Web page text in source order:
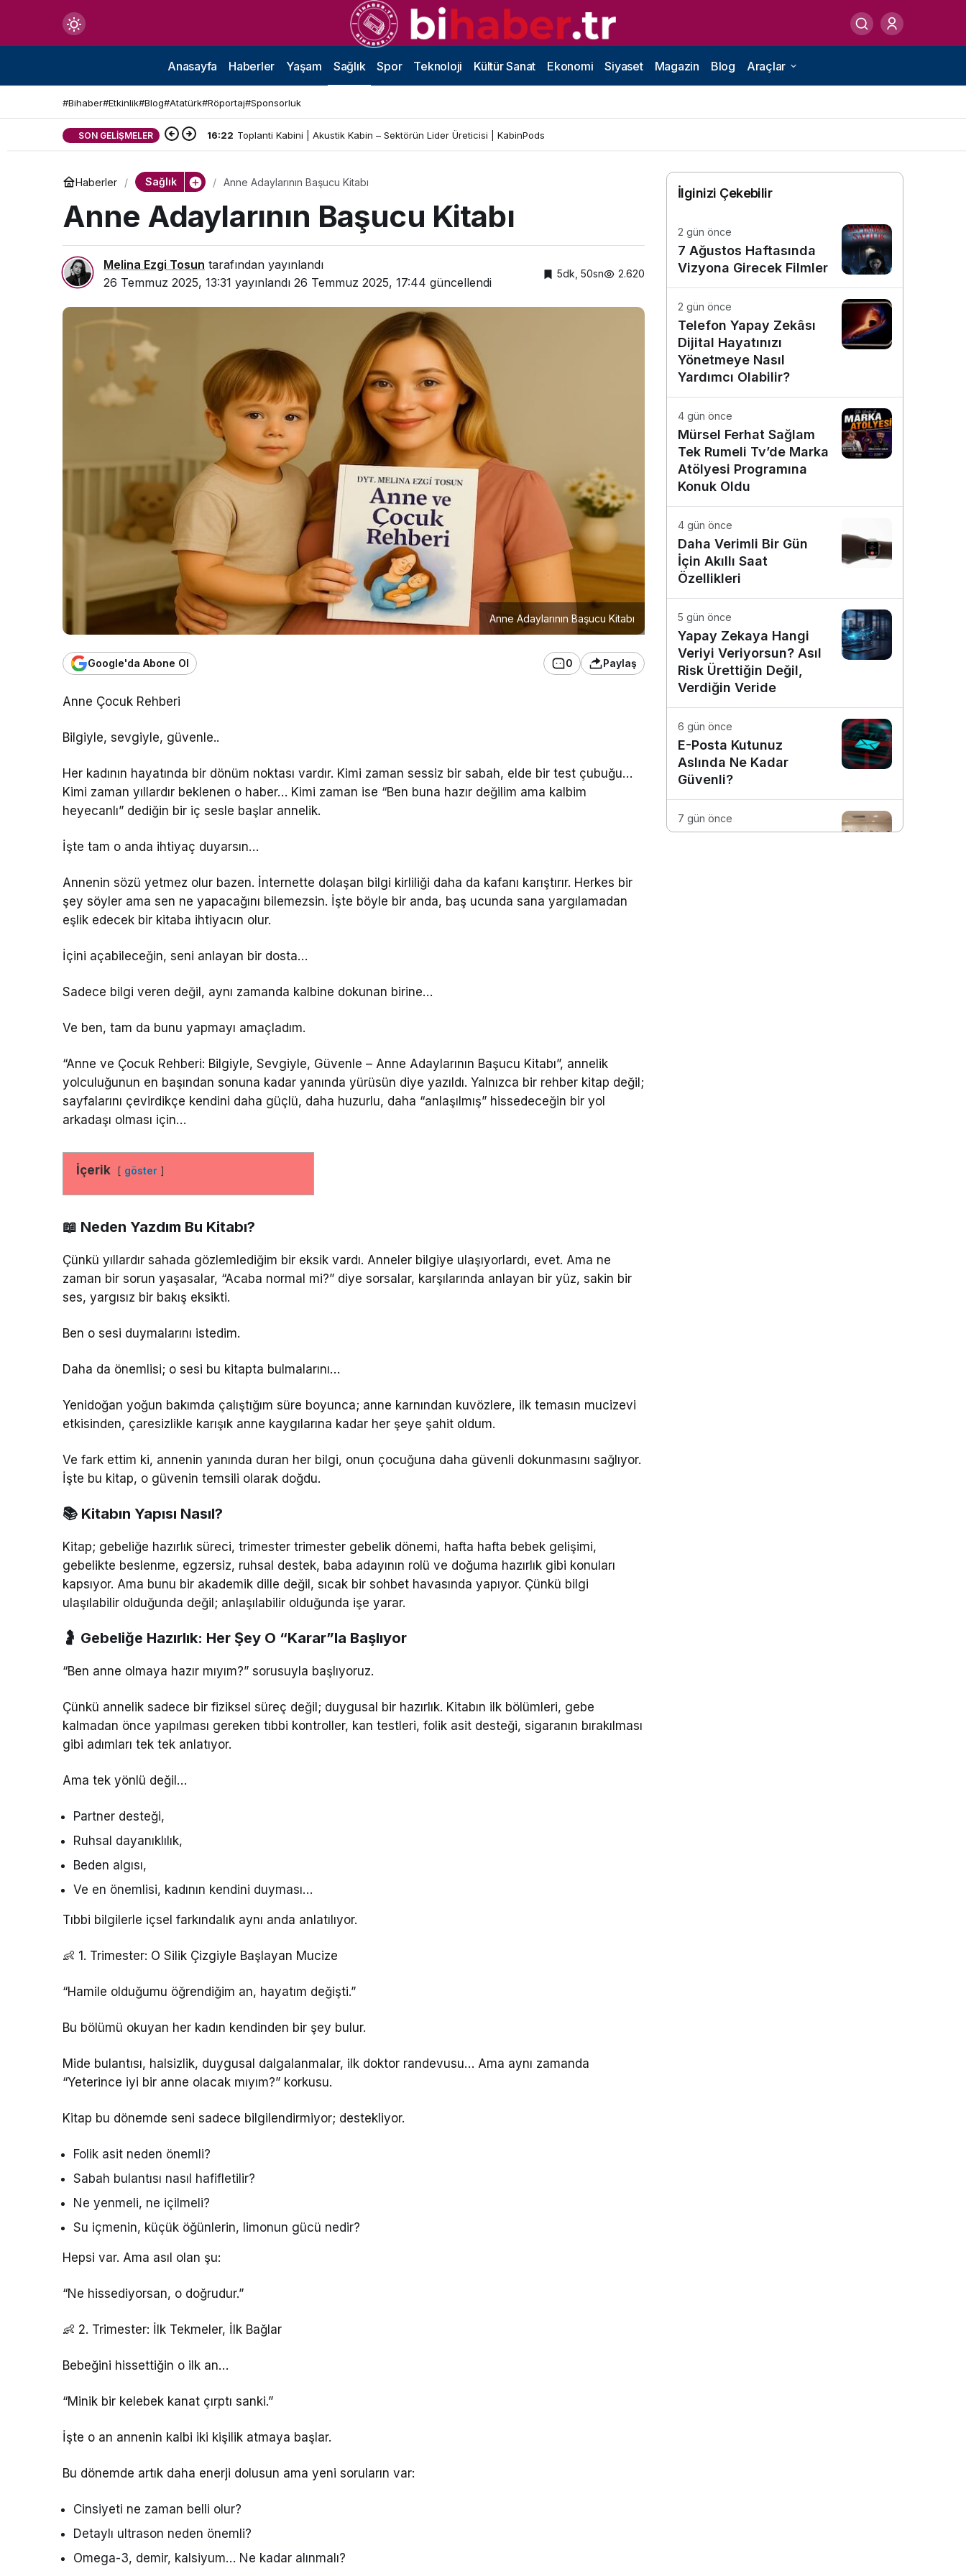
Mod
değiştir
Anasayfa Haberler Yaşam Sağlık Spor Teknoloji Kültür Sanat Ekonomi Siyaset Magazin Blog Araçlar
#Bihaber#Etkinlik#Blog#Atatürk#Röportaj#Sponsorluk
SON GELIŞMELER 16:22 Toplanti Kabini | Akustik Kabin – Sektörün Lider Üreticisi | KabinPods
Haberler Sağlık Anne Adaylarının Başucu Kitabı
Anne Adaylarının Başucu Kitabı
Melina Ezgi Tosun tarafından yayınlandı
26 Temmuz 2025, 13:31 yayınlandı 26 Temmuz 2025, 17:44 güncellendi
5dk, 50sn 2.620
Anne Adaylarının Başucu Kitabı
Google'da Abone Ol 0 Paylaş
Anne Çocuk Rehberi
Bilgiyle, sevgiyle, güvenle..
Her kadının hayatında bir dönüm noktası vardır. Kimi zaman sessiz bir sabah, elde bir test çubuğu…
Kimi zaman yıllardır beklenen o haber… Kimi zaman ise “Ben buna hazır değilim ama kalbim
heyecanlı” dediğin bir iç sesle başlar annelik.
İşte tam o anda ihtiyaç duyarsın…
Annenin sözü yetmez olur bazen. İnternette dolaşan bilgi kirliliği daha da kafanı karıştırır. Herkes bir
şey söyler ama sen ne yapacağını bilemezsin. İşte böyle bir anda, baş ucunda sana yargılamadan
eşlik edecek bir kitaba ihtiyacın olur.
İçini açabileceğin, seni anlayan bir dosta…
Sadece bilgi veren değil, aynı zamanda kalbine dokunan birine…
Ve ben, tam da bunu yapmayı amaçladım.
“Anne ve Çocuk Rehberi: Bilgiyle, Sevgiyle, Güvenle – Anne Adaylarının Başucu Kitabı”, annelik
yolculuğunun en başından sonuna kadar yanında yürüsün diye yazıldı. Yalnızca bir rehber kitap değil;
sayfalarını çevirdikçe kendini daha güçlü, daha huzurlu, daha “anlaşılmış” hissedeceğin bir yol
arkadaşı olması için…
İçerik göster
📖 Neden Yazdım Bu Kitabı?
Çünkü yıllardır sahada gözlemlediğim bir eksik vardı. Anneler bilgiye ulaşıyorlardı, evet. Ama ne
zaman bir sorun yaşasalar, “Acaba normal mi?” diye sorsalar, karşılarında anlayan bir yüz, sakin bir
ses, yargısız bir bakış eksikti.
Ben o sesi duymalarını istedim.
Daha da önemlisi; o sesi bu kitapta bulmalarını…
Yenidoğan yoğun bakımda çalıştığım süre boyunca; anne karnından kuvözlere, ilk temasın mucizevi
etkisinden, çaresizlikle karışık anne kaygılarına kadar her şeye şahit oldum.
Ve fark ettim ki, annenin yanında duran her bilgi, onun çocuğuna daha güvenli dokunmasını sağlıyor.
İşte bu kitap, o güvenin temsili olarak doğdu.
📚 Kitabın Yapısı Nasıl?
Kitap; gebeliğe hazırlık süreci, trimester trimester gebelik dönemi, hafta hafta bebek gelişimi,
gebelikte beslenme, egzersiz, ruhsal destek, baba adayının rolü ve doğuma hazırlık gibi konuları
kapsıyor. Ama bunu bir akademik dille değil, sıcak bir sohbet havasında yapıyor. Çünkü bilgi
ulaşılabilir olduğunda değil; anlaşılabilir olduğunda işe yarar.
🤰 Gebeliğe Hazırlık: Her Şey O “Karar”la Başlıyor
“Ben anne olmaya hazır mıyım?” sorusuyla başlıyoruz.
Çünkü annelik sadece bir fiziksel süreç değil; duygusal bir hazırlık. Kitabın ilk bölümleri, gebe
kalmadan önce yapılması gereken tıbbi kontroller, kan testleri, folik asit desteği, sigaranın bırakılması
gibi adımları tek tek anlatıyor.
Ama tek yönlü değil…
Partner desteği,
Ruhsal dayanıklılık,
Beden algısı,
Ve en önemlisi, kadının kendini duyması…
Tıbbi bilgilerle içsel farkındalık aynı anda anlatılıyor.
👶 1. Trimester: O Silik Çizgiyle Başlayan Mucize
“Hamile olduğumu öğrendiğim an, hayatım değişti.”
Bu bölümü okuyan her kadın kendinden bir şey bulur.
Mide bulantısı, halsizlik, duygusal dalgalanmalar, ilk doktor randevusu… Ama aynı zamanda
“Yeterince iyi bir anne olacak mıyım?” korkusu.
Kitap bu dönemde seni sadece bilgilendirmiyor; destekliyor.
Folik asit neden önemli?
Sabah bulantısı nasıl hafifletilir?
Ne yenmeli, ne içilmeli?
Su içmenin, küçük öğünlerin, limonun gücü nedir?
Hepsi var. Ama asıl olan şu:
“Ne hissediyorsan, o doğrudur.”
👶 2. Trimester: İlk Tekmeler, İlk Bağlar
Bebeğini hissettiğin o ilk an…
“Minik bir kelebek kanat çırptı sanki.”
İşte o an annenin kalbi iki kişilik atmaya başlar.
Bu dönemde artık daha enerji dolusun ama yeni soruların var:
Cinsiyeti ne zaman belli olur?
Detaylı ultrason neden önemli?
Omega-3, demir, kalsiyum… Ne kadar alınmalı?
İlginizi Çekebilir
2 gün önce
7 Ağustos Haftasında
Vizyona Girecek Filmler
2 gün önce
Telefon Yapay Zekâsı
Dijital Hayatınızı
Yönetmeye Nasıl
Yardımcı Olabilir?
4 gün önce
Mürsel Ferhat Sağlam
Tek Rumeli Tv’de Marka
Atölyesi Programına
Konuk Oldu
4 gün önce
Daha Verimli Bir Gün
İçin Akıllı Saat
Özellikleri
5 gün önce
Yapay Zekaya Hangi
Veriyi Veriyorsun? Asıl
Risk Ürettiğin Değil,
Verdiğin Veride
6 gün önce
E-Posta Kutunuz
Aslında Ne Kadar
Güvenli?
7 gün önce
Dijitalleşme Ebelik